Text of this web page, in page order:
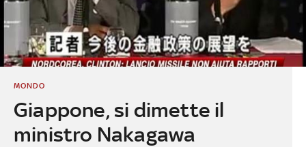
Giappone, si dimette il
ministro Nakagawa
MONDO